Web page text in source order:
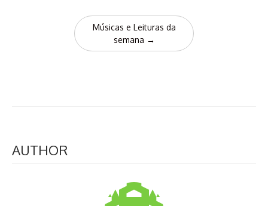
Músicas e Leituras da
semana →
AUTHOR